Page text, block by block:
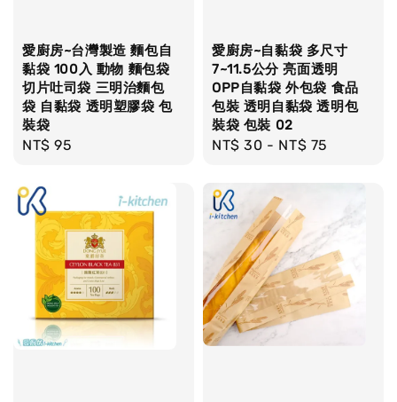
愛廚房~台灣製造 麵包自
黏袋 100入 動物 麵包袋
切片吐司袋 三明治麵包
袋 自黏袋 透明塑膠袋 包
裝袋
Regular
NT$ 95
愛廚房~自黏袋 多尺寸
7~11.5公分 亮面透明
OPP自黏袋 外包袋 食品
包裝 透明自黏袋 透明包
裝袋 包裝 02
Regular
NT$ 30 - NT$ 75